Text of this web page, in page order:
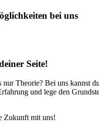
bei uns
Seite!
Theorie? Bei uns kannst
und lege den
Zukunft mit uns!